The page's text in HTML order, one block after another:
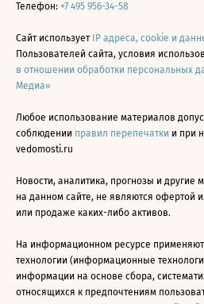
Телефон: +7 495 956-34-58
Сайт использует IP адреса, cookie и
Пользователей сайта, условия
в отношении обработки персональных
Медиа»
Любое использование материалов
соблюдении правил перепечатки и при
vedomosti.ru
Новости, аналитика, прогнозы и другие
на данном сайте, не являются офертой
или продаже каких-либо активов.
На информационном ресурсе
технологии (информационные
информации на основе сбора,
относящихся к предпочтениям